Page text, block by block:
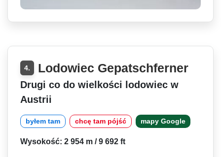
4. Lodowiec Gepatschferner
Drugi co do wielkości lodowiec w
Austrii
byłem tam chcę tam pójść mapy Google
Wysokość: 2 954 m / 9 692 ft